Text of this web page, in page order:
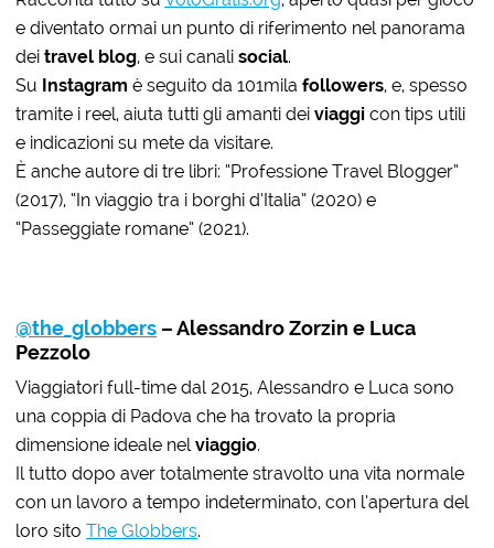
e diventato ormai un punto di riferimento nel panorama
deitravel blog, e sui canalisocial.
Su Instagramè seguito da 101milafollowers, e, spesso
tramite i reel, aiuta tutti gli amanti deiviaggicon tips utili
e indicazioni su mete da visitare.
È anche autore di tre libri: “Professione Travel Blogger”
(2017), “In viaggio tra i borghi d’Italia” (2020) e
“Passeggiate romane” (2021).
@the_globbers – Alessandro Zorzin e Luca
Pezzolo
Viaggiatori full-time dal 2015, Alessandro e Luca sono
una coppia di Padova che ha trovato la propria
dimensione ideale nelviaggio.
Il tutto dopo aver totalmente stravolto una vita normale
con un lavoro a tempo indeterminato, con l’apertura del
loro sitoThe Globbers.